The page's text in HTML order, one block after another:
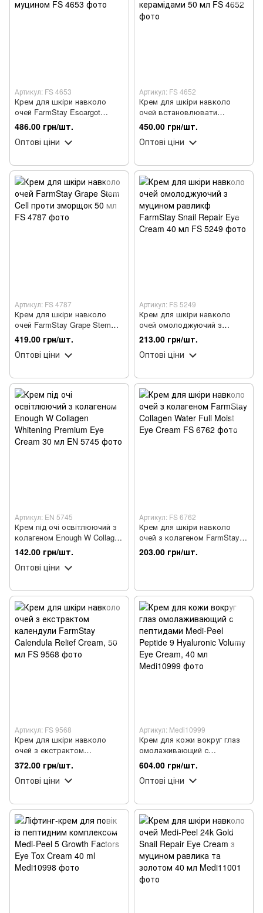
Артикул: FS 4653
Крем для шкіри навколо
очей FarmStay Escargot
Noblesse з равликовим
муцином
486.00 грн/шт.
Оптові ціни
Артикул: FS 4652
Крем для шкіри навколо
очей встановлювати
FarmStay Ceramide з
керамідами 50 мл
450.00 грн/шт.
Оптові ціни
Артикул: FS 4787
Крем для шкіри навколо
очей FarmStay Grape Stem
Cell проти зморщок 50 мл
419.00 грн/шт.
Оптові ціни
Артикул: FS 5249
Крем для шкіри навколо
очей омолоджуючий з
муцином равликф FarmStay
Snail Repair Eye Cream 40 мл
213.00 грн/шт.
Оптові ціни
Артикул: EN 5745
Крем під очі освітлюючий з
колагеном Enough W Collagen
Whitening Premium Eye Cream
30 мл
142.00 грн/шт.
Оптові ціни
Артикул: FS 6762
Крем для шкіри навколо
очей з колагеном FarmStay
Collagen Water Full Moist Eye
Cream
203.00 грн/шт.
Артикул: FS 9568
Крем для шкіри навколо
очей з екстрактом
календули FarmStay
Calendula Relief Cream, 50 мл
372.00 грн/шт.
Оптові ціни
Артикул: Medi10999
Крем для кожи вокруг глаз
омолаживающий с
пептидами Medi-Peel Peptide
9 Hyaluronic Volumy Eye
Cream, 40 мл
604.00 грн/шт.
Оптові ціни